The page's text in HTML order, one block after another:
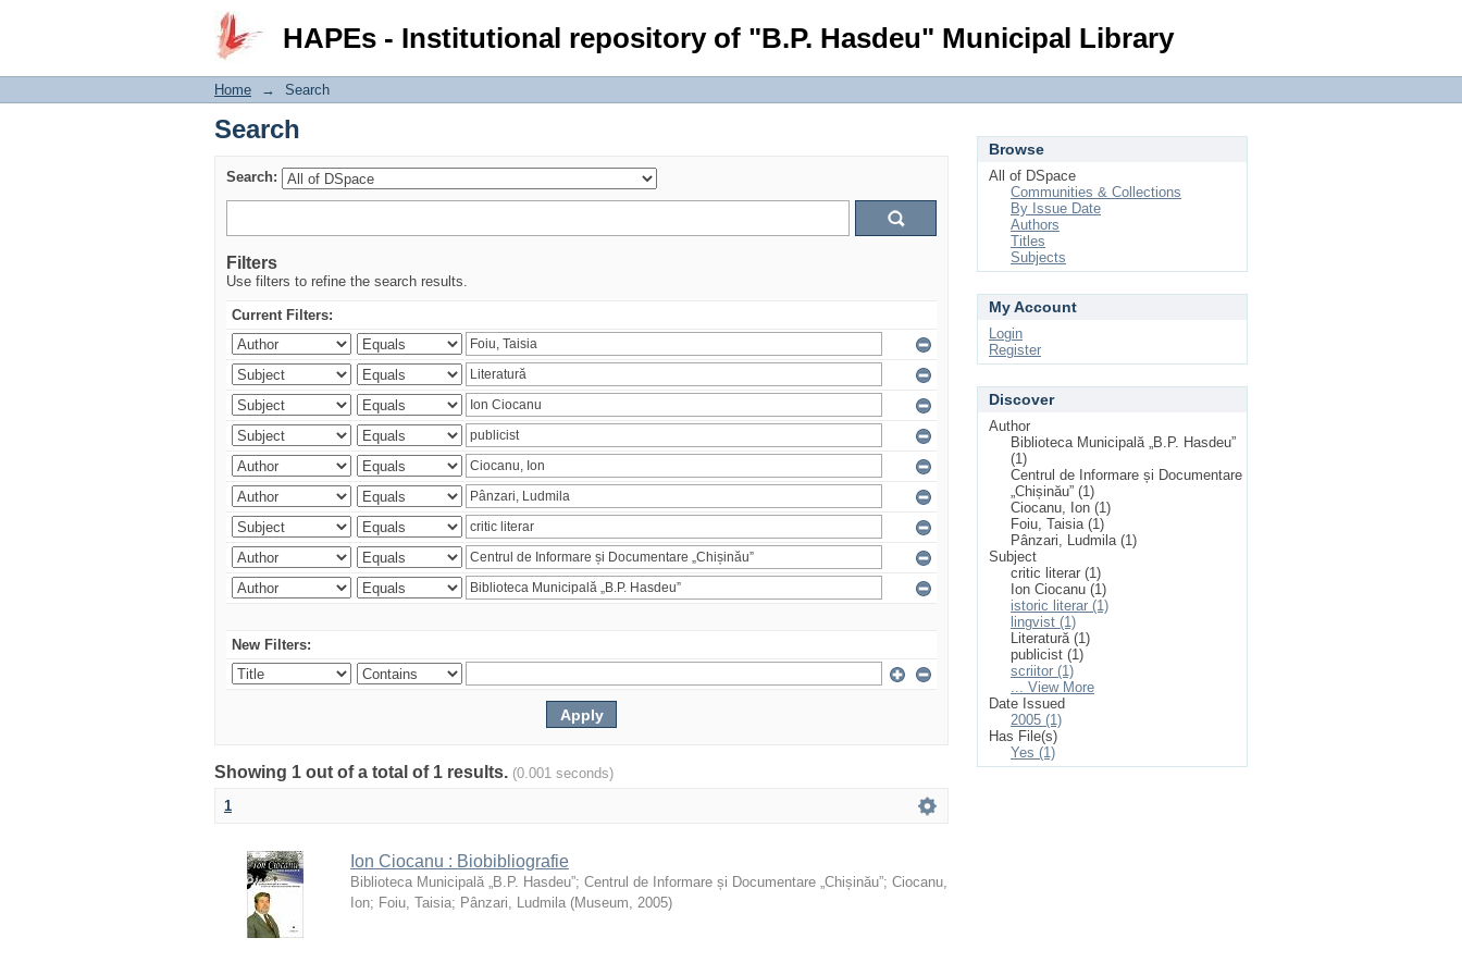
HAPEs - Institutional repository of "B.P. Hasdeu" Municipal Library
Search
Home → Search
Search
Search:
Filters
Use filters to refine the search results.
Current Filters:
New Filters:
Showing 1 out of a total of 1 results. (0.001 seconds)
1
Ion Ciocanu : Biobibliografie
Biblioteca Municipală „B.P. Hasdeu”; Centrul de Informare și Documentare „Chișinău”; Ciocanu,
Ion; Foiu, Taisia; Pânzari, Ludmila (Museum, 2005)
Browse
All of DSpace
Communities & Collections
By Issue Date
Authors
Titles
Subjects
My Account
Login
Register
Discover
Author
Biblioteca Municipală „B.P. Hasdeu”
(1)
Centrul de Informare și Documentare
„Chișinău” (1)
Ciocanu, Ion (1)
Foiu, Taisia (1)
Pânzari, Ludmila (1)
Subject
critic literar (1)
Ion Ciocanu (1)
istoric literar (1)
lingvist (1)
Literatură (1)
publicist (1)
scriitor (1)
... View More
Date Issued
2005 (1)
Has File(s)
Yes (1)